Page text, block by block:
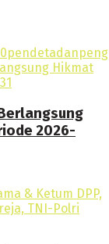
2026-